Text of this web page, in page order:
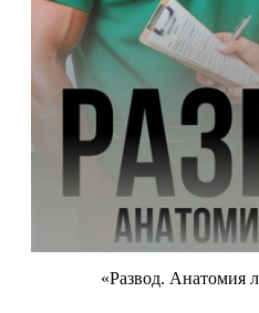
«Развод. Анатомия